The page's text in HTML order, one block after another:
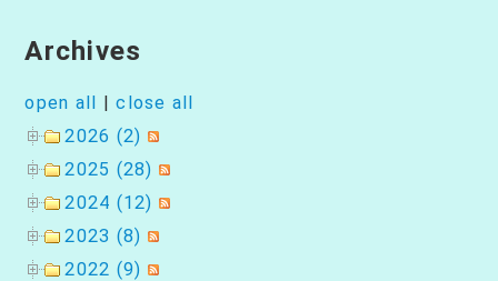
Archives
open all |close all
2026 (2)
2025 (28)
2024 (12)
2023 (8)
2022 (9)